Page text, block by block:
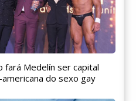
fará Medelín ser capital
do sexo gay